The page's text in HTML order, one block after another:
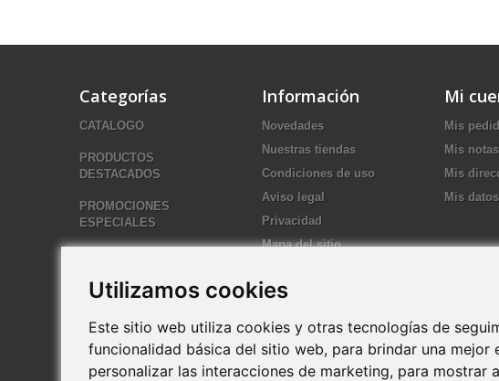
Utilizamos cookies
Este sitio web utiliza cookies y otras tecnologías de
funcionalidad básica del sitio web, para brindar una mejor
personalizar las interacciones de marketing, para mostrar
Categorías
CATALOGO
PRODUCTOS
DESTACADOS
PROMOCIONES
ESPECIALES
Información
Novedades
Nuestras tiendas
Condiciones de uso
Aviso legal
Privacidad
Mapa del sitio
Mi
Mis
Mis
Mis
Mis
Soporte